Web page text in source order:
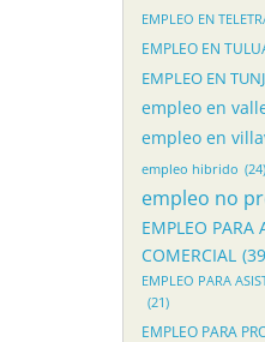
EMPLEO EN
EMPLEO EN
EMPLEO EN
empleo en
empleo en
empleo hibrido (24)
empleo no
EMPLEO PARA
COMERCIAL
EMPLEO PARA
(21)
EMPLEO PARA